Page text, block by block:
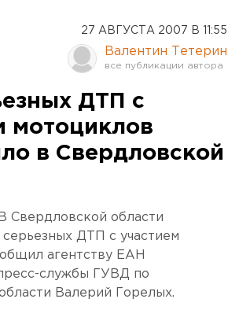
27 АВГУСТА 2007 В 11:55
Валентин Тетерин
ДТП с
мотоциклов
в Свердловской
Свердловской области
ДТП с участием
агентству ЕАН
службы ГУВД по
Валерий Горелых.